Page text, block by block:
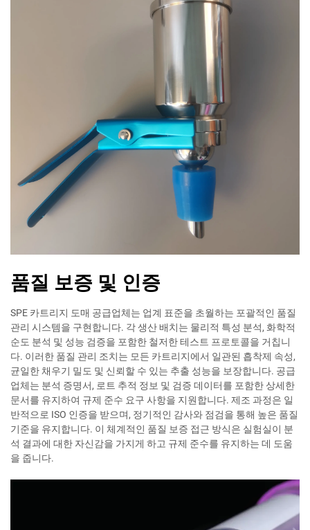
품질 보증 및 인증
SPE 카트리지 도매 공급업체는 업계 표준을 초월하는 포괄적인 품질
관리 시스템을 구현합니다. 각 생산 배치는 물리적 특성 분석, 화학적
순도 분석 및 성능 검증을 포함한 철저한 테스트 프로토콜을 거칩니
다. 이러한 품질 관리 조치는 모든 카트리지에서 일관된 흡착제 속성,
균일한 채우기 밀도 및 신뢰할 수 있는 추출 성능을 보장합니다. 공급
업체는 분석 증명서, 로트 추적 정보 및 검증 데이터를 포함한 상세한
문서를 유지하여 규제 준수 요구 사항을 지원합니다. 제조 과정은 일
반적으로 ISO 인증을 받으며, 정기적인 감사와 점검을 통해 높은 품질
기준을 유지합니다. 이 체계적인 품질 보증 접근 방식은 실험실이 분
석 결과에 대한 자신감을 가지게 하고 규제 준수를 유지하는 데 도움
을 줍니다.